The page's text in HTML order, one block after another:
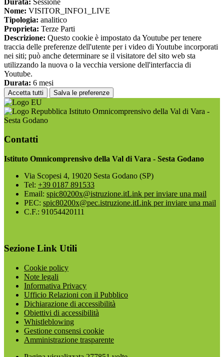
Nome: VISITOR_INFO1_LIVE
Tipologia: analitico
Proprieta: Terze Parti
Descrizione: Questo cookie è impostato da Youtube per tenere
traccia delle preferenze dell'utente per i video di Youtube incorporati
nei siti; può anche determinare se il visitatore del sito web sta
utilizzando la nuova o la vecchia versione dell'interfaccia di
Youtube.
Durata: 6 mesi
Accetta tutti Salva le preferenze
Istituto Omnicomprensivo della Val di Vara -
Sesta Godano
Contatti
Istituto Omnicomprensivo della Val di Vara - Sesta Godano
Via Scopesi 4, 19020 Sesta Godano (SP)
Tel: +39 0187 891533
Email: spic80200x@istruzione.itLink per inviare una mail
PEC: spic80200x@pec.istruzione.itLink per inviare una mail
C.F.: 91054420111
Sezione Link Utili
Cookie policy
Note legali
Informativa Privacy
Ufficio Relazioni con il Pubblico
Dichiarazione di accessibilità
Obiettivi di accessibilità
Whistleblowing
Gestione consensi cookie
Amministrazione trasparente